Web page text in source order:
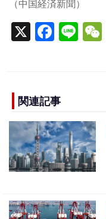
（中国経済新聞）
X F
a
e
b
o
o
k
Li
n
関連記事